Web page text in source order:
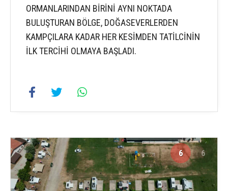
ORMANLARINDAN BİRİNİ AYNI NOKTADA
BULUŞTURAN BÖLGE, DOĞASEVERLERDEN
KAMPÇILARA KADAR HER KESİMDEN TATİLCİNİN
İLK TERCİHİ OLMAYA BAŞLADI.
6 6